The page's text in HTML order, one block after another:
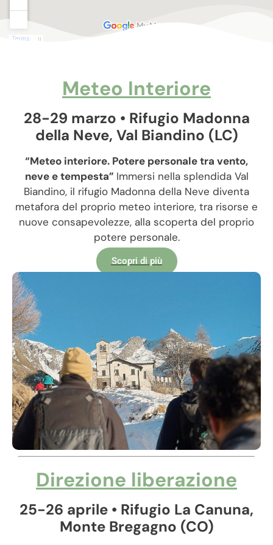
Meteo Interiore
28-29 marzo • Rifugio Madonna
della Neve, Val Biandino (LC)
“Meteo interiore. Potere personale tra vento,
neve e tempesta” Immersi nella splendida Val
Biandino, il rifugio Madonna della Neve diventa
metafora del proprio meteo interiore, tra risorse e
nuove consapevolezze, alla scoperta del proprio
potere personale.
Scopri di più
Direzione liberazione
25-26 aprile • Rifugio La Canuna,
Monte Bregagno (CO)